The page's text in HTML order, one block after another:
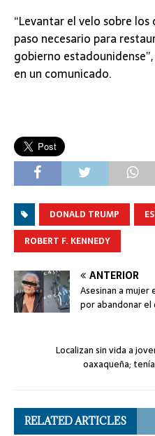
“Levantar el velo sobre los
paso necesario para
gobierno
en un comunicado.
DONALD TRUMP
ROBERT F. KENNEDY
ANTERIOR
Asesinan a mujer
por abandonar el
Localizan sin vida a
oaxaqueña;
RELATED ARTICLES